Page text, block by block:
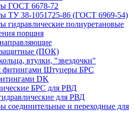
ГОСТ 6678-72
ТУ 38-1051725-86 (ГОСТ 6969-54)
гидравлические полиуретановые
поршня
(ПОК)
втулки, "звездочки"
фитингами Штуцеры БРС
DK
БРС для РВД
для РВД
соединительные и переходные для